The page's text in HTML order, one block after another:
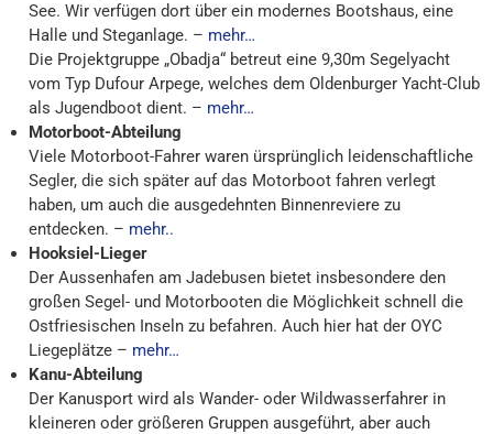
See. Wir verfügen dort über ein modernes Bootshaus, eine
Halle und Steganlage. – mehr…
Die Projektgruppe „Obadja“ betreut eine 9,30m Segelyacht
vom Typ Dufour Arpege, welches dem Oldenburger Yacht-Club
als Jugendboot dient. – mehr…
Motorboot-Abteilung
Viele Motorboot-Fahrer waren ürsprünglich leidenschaftliche
Segler, die sich später auf das Motorboot fahren verlegt
haben, um auch die ausgedehnten Binnenreviere zu
entdecken. – mehr..
Hooksiel-Lieger
Der Aussenhafen am Jadebusen bietet insbesondere den
großen Segel- und Motorbooten die Möglichkeit schnell die
Ostfriesischen Inseln zu befahren. Auch hier hat der OYC
Liegeplätze – mehr…
Kanu-Abteilung
Der Kanusport wird als Wander- oder Wildwasserfahrer in
kleineren oder größeren Gruppen ausgeführt, aber auch